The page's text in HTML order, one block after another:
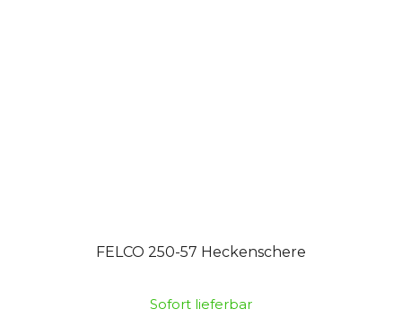
FELCO 250-57 Heckenschere
Sofort lieferbar